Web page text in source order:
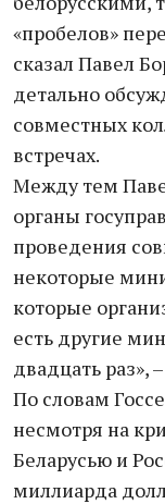
«пробелов»
сказал Павел
детально
совместных
встречах.
Между тем
органы
проведения
некоторые
которые
есть другие
двадцать раз»,
По словам
несмотря на
Беларусью и
миллиарда